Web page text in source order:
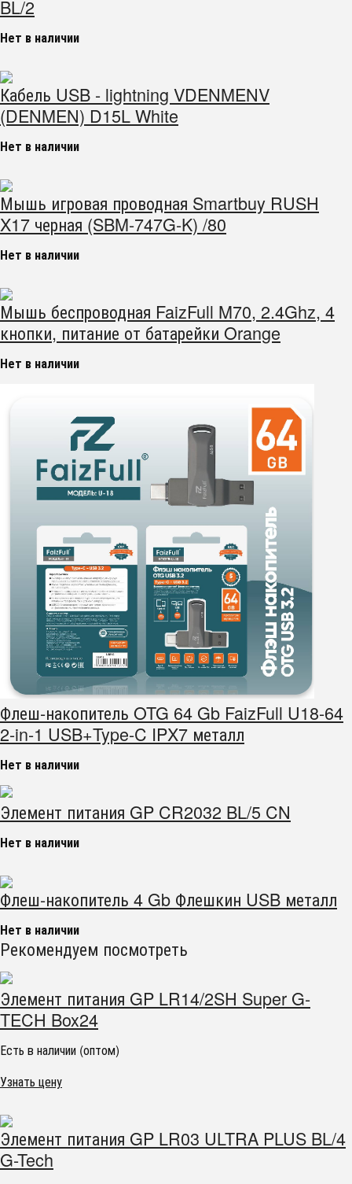
BL/2
Нет в наличии
Кабель USB - lightning VDENMENV
(DENMEN) D15L White
Нет в наличии
Мышь игровая проводная Smartbuy RUSH
X17 черная (SBM-747G-K) /80
Нет в наличии
Мышь беспроводная FaizFull M70, 2.4Ghz, 4
кнопки, питание от батарейки Orange
Нет в наличии
Флеш-накопитель OTG 64 Gb FaizFull U18-64
2-in-1 USB+Type-C IPX7 металл
Нет в наличии
Элемент питания GP CR2032 BL/5 CN
Нет в наличии
Флеш-накопитель 4 Gb Флешкин USB металл
Нет в наличии
Рекомендуем посмотреть
Элемент питания GP LR14/2SH Super G-
TECH Box24
Есть в наличии (оптом)
Узнать цену
Элемент питания GP LR03 ULTRA PLUS BL/4
G-Tech